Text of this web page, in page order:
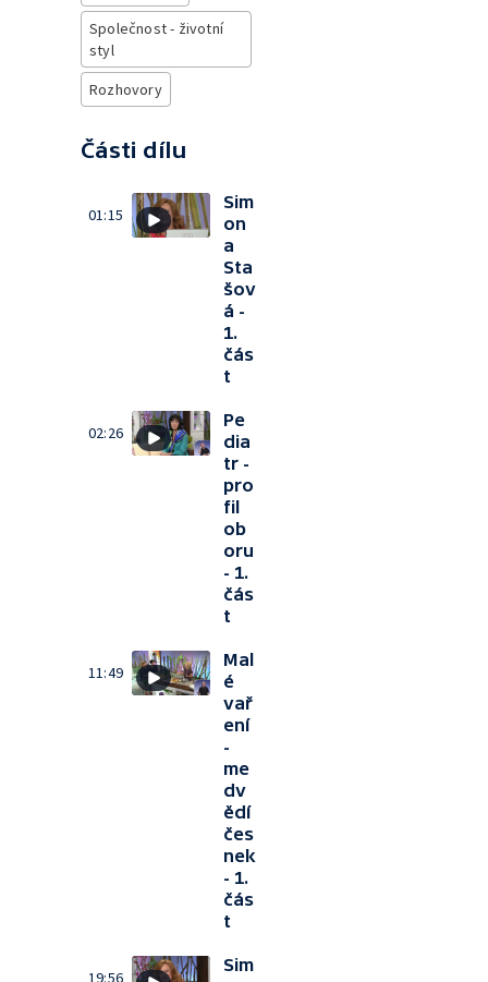
Společnost - životní
styl
Rozhovory
Části dílu
01:15
Sim
on
a
Sta
šov
á -
1.
čás
t
02:26
Pe
dia
tr -
pro
fil
ob
oru
- 1.
čás
t
11:49
Mal
é
vař
ení
-
me
dv
ědí
čes
nek
- 1.
čás
t
19:56
Sim